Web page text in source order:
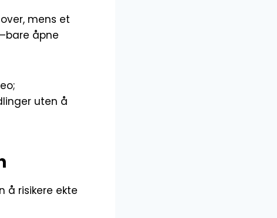
mens et
åpne
uten å
å risikere ekte